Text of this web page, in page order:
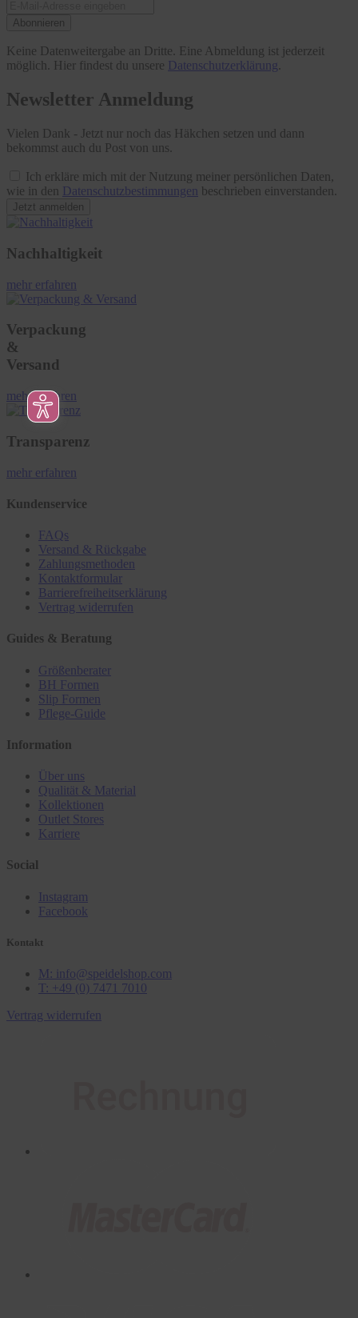
Abonnieren
Keine Datenweitergabe an Dritte. Eine Abmeldung ist jederzeit
möglich. Hier findest du unsere Datenschutzerklärung
Newsletter Anmeldung
Vielen Dank - Jetzt nur noch das Häkchen setzen und dann
bekommst auch du Post von uns.
Ich erkläre mich mit der Nutzung meiner persönlichen Daten,
wie in den Datenschutzbestimmungen beschrieben einverstanden.
Jetzt anmelden
Nachhaltigkeit
mehr erfahren
Verpackung
&
Versand
mehr erfahren
Transparenz
mehr erfahren
Kundenservice
FAQs
Versand & Rückgabe
Zahlungsmethoden
Kontaktformular
Barrierefreiheitserklärung
Vertrag widerrufen
Guides & Beratung
Größenberater
BH Formen
Slip Formen
Pflege-Guide
Information
Über uns
Qualität & Material
Kollektionen
Outlet Stores
Karriere
Social
Instagram
Facebook
Kontakt
M: info@speidelshop.com
T: +49 (0) 7471 7010
Vertrag widerrufen